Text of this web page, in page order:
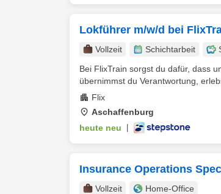
Lokführer m/w/d bei
Vollzeit Schichtarbeit
Bei FlixTrain sorgst du dafür, dass
übernimmst du Verantwortung,
Flix
Aschaffenburg
heute neu
Insurance Operations
Vollzeit
Home-Office